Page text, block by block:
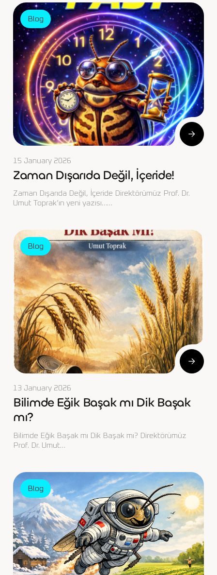
Blog
15 January 2026
Zaman Dışarıda Değil, İçeride!
Zaman Dışarıda Değil, İçeride Direktörümüz Prof. Dr.
Umut Toprak’ın yeni yazısı……
Blog
13 January 2026
Bilimde Eğik Başak mı Dik Başak
mı?
Bilimde Eğik Başak mı Dik Başak mı? Direktörümüz
Prof. Dr. Umut…
Blog